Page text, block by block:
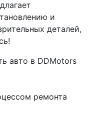
и
деталей,
авто в DDMotors
ремонта